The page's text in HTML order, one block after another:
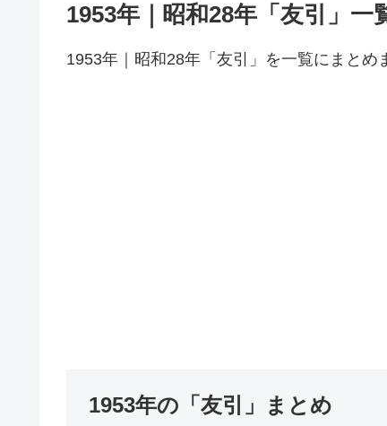
1953年｜昭和28年「友引」一
1953年｜昭和28年「友引」を一覧にまとめ
1953年の「友引」まとめ